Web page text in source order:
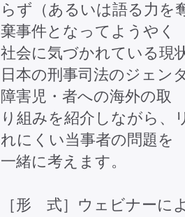
らず（あるいは語る力を
棄事件となってようやく
社会に気づかれている現
日本の刑事司法のジェン
障害児・者への海外の取
り組みを紹介しながら、
れにくい当事者の問題を
一緒に考えます。
［形 式］ウェビナーに